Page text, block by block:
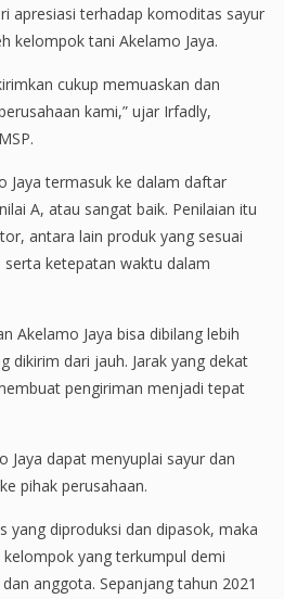
apresiasi terhadap komoditas sayur
kelompok tani Akelamo Jaya.
cukup memuaskan dan
kami,” ujar Irfadly,
Jaya termasuk ke dalam daftar
A, atau sangat baik. Penilaian itu
antara lain produk yang sesuai
ketepatan waktu dalam
Akelamo Jaya bisa dibilang lebih
dikirim dari jauh. Jarak yang dekat
pengiriman menjadi tepat
Jaya dapat menyuplai sayur dan
pihak perusahaan.
yang diproduksi dan dipasok, maka
yang terkumpul demi
anggota. Sepanjang tahun 2021